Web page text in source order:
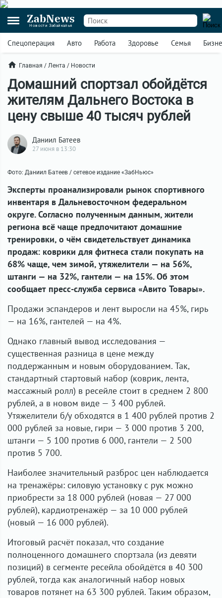
ZabNews
Новости Забайкалья
Спецоперация Авто Работа Здоровье Семья
Главная / Лента / Новости
Домашний спортзал обойдётся
жителям Дальнего Востока в
цену свыше 40 тысяч рублей
Даниил Батеев
27 июня в 13:30
Фото: Даниил Батеев / сетевое издание «ЗабНьюс»
Эксперты проанализировали рынок спортивного
инвентаря в Дальневосточном федеральном
округе. Согласно полученным данным, жители
региона всё чаще предпочитают домашние
тренировки, о чём свидетельствует динамика
продаж: коврики для фитнеса стали покупать на
68% чаще, чем зимой, утяжелители — на 56%,
штанги — на 32%, гантели — на 15%. Об этом
сообщает пресс-служба сервиса «Авито Товары».
Продажи эспандеров и лент выросли на 45%, гирь
— на 16%, гантелей — на 4%.
Однако главный вывод исследования —
существенная разница в цене между
поддержанным и новым оборудованием. Так,
стандартный стартовый набор (коврик, лента,
массажный ролл) в ресейле стоит в среднем 2 800
рублей, а в новом виде — 3 400 рублей.
Утяжелители б/у обходятся в 1 400 рублей против 2
000 рублей за новые, гири — 3 000 против 3 200,
штанги — 5 100 против 6 000, гантели — 2 500
против 5 700.
Наиболее значительный разброс цен наблюдается
на тренажёры: силовую установку с рук можно
приобрести за 18 000 рублей (новая — 27 000
рублей), кардиотренажёр — за 10 000 рублей
(новый — 16 000 рублей).
Итоговый расчёт показал, что создание
полноценного домашнего спортзала (из девяти
позиций) в сегменте ресейла обойдётся в 40 300
рублей, тогда как аналогичный набор новых
товаров потянет на 63 300 рублей. Таким образом,